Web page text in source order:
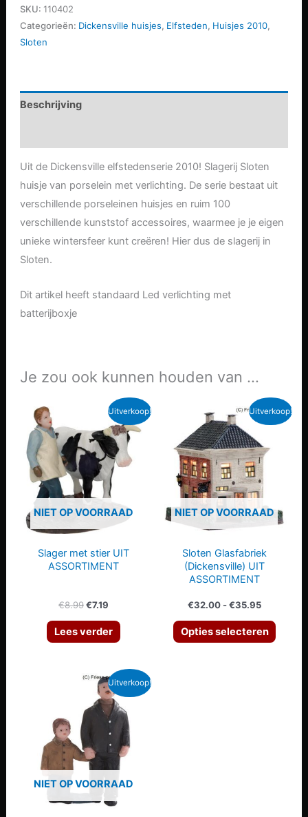
Slagerij
aantal
SKU: 110402
Categorieën: Dickensville huisjes, Elfsteden, Huisjes 2010,
Sloten
Beschrijving
Uit de Dickensville elfstedenserie 2010! Slagerij Sloten
huisje van porselein met verlichting. De serie bestaat uit
verschillende porseleinen huisjes en ruim 100
verschillende kunststof accessoires, waarmee je je eigen
unieke wintersfeer kunt creëren! Hier dus de slagerij in
Sloten.
Dit artikel heeft standaard Led verlichting met
batterijboxje
Je zou ook kunnen houden van …
Uitverkoop!
NIET OP VOORRAAD
Slager met stier UIT
ASSORTIMENT
€8.99Oorspronkelijke
was:
€8.99.
€7.19Huidige
is:
€7.19.
Lees verder
Uitverkoop!
NIET OP VOORRAAD
Sloten Glasfabriek
(Dickensville) UIT
ASSORTIMENT
€32.00 -€35.95
tot
€35.95
Opties selecteren
Dit
Uitverkoop!
NIET OP VOORRAAD